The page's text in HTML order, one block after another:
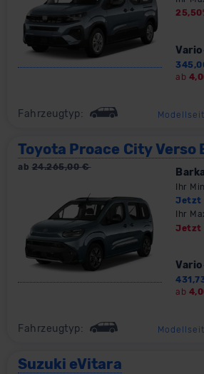
25,50
ab
Fahrzeugtyp:
Toyota Proace City Verso
ab 24.265,00€
Ihr
Jetzt
Ihr
Jetzt
ab
Fahrzeugtyp:
Suzuki eVitara